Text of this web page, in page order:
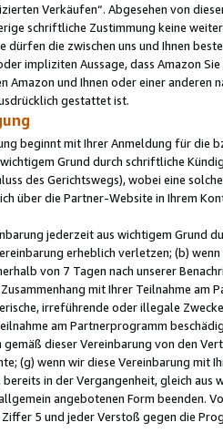
Verkäufen“. Abgesehen von
schriftliche Zustimmung keine
dürfen die zwischen uns und Ihnen
impliziten Aussage, dass Amazon
Amazon und Ihnen oder einer
gestattet ist.
beginnt mit Ihrer Anmeldung für die
Grund durch schriftliche
des Gerichtswegs), wobei eine
über die Partner-Website in Ihrem
jederzeit aus wichtigem Grund
erheblich verletzen; (b)
von 7 Tagen nach unserer
mit Ihrer Teilnahme am
irreführende oder illegale
am Partnerprogramm
gemäß dieser Vereinbarung von den
(g) wenn wir diese Vereinbarung mit
bereits in der Vergangenheit, gleich
angebotenen Form beenden.
5 und jeder Verstoß gegen die